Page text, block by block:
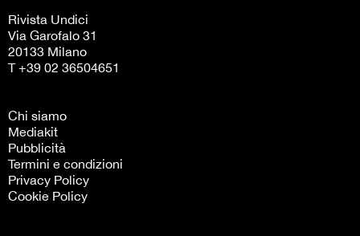
Rivista Undici
Via Garofalo 31
20133 Milano
T +39 02 36504651
Chi siamo
Mediakit
Pubblicità
Termini e condizioni
Privacy Policy
Cookie Policy